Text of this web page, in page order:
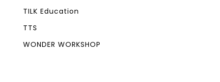
TILK Education
TTS
WONDER WORKSHOP